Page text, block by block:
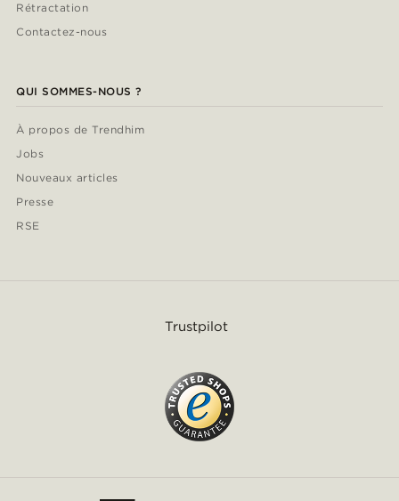
Rétractation
Contactez-nous
QUI SOMMES-NOUS ?
À propos de Trendhim
Jobs
Nouveaux articles
Presse
RSE
Trustpilot